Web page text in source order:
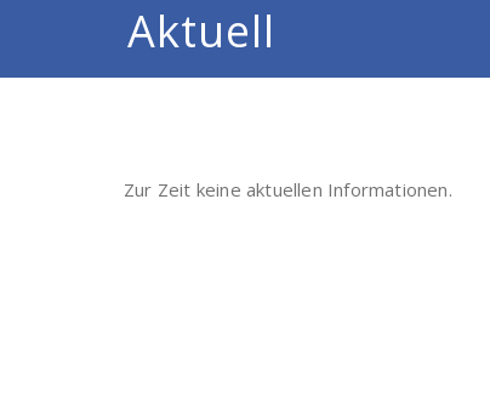
Aktuell
Zur Zeit keine aktuellen Informationen.